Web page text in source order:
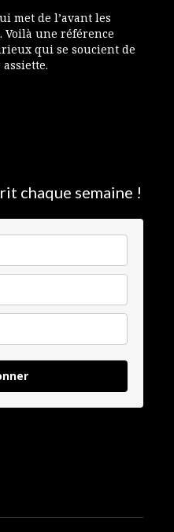
met de l’avant les
Voilà une référence
qui se soucient de
chaque semaine !